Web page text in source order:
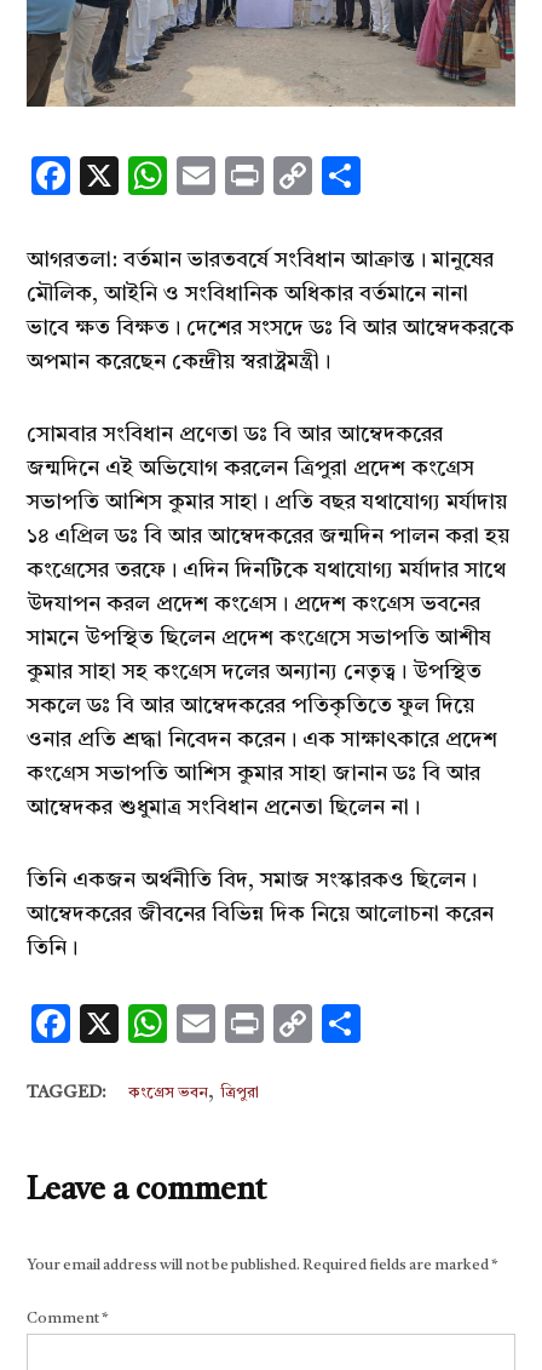
Facebook
X WhatsApp
EmailPrintCopy
আগরতলা: বর্তমান ভারতবর্ষে সংবিধান আক্রান্ত। মানুষের
মৌলিক, আইনি ও সংবিধানিক অধিকার বর্তমানে নানা
ভাবে ক্ষত বিক্ষত। দেশের সংসদে ডঃ বি আর আম্বেদকরকে
অপমান করেছেন কেন্দ্রীয় স্বরাষ্ট্রমন্ত্রী।
সোমবার সংবিধান প্রণেতা ডঃ বি আর আম্বেদকরের
জন্মদিনে এই অভিযোগ করলেন ত্রিপুরা প্রদেশ কংগ্রেস
সভাপতি আশিস কুমার সাহা। প্রতি বছর যথাযোগ্য মর্যাদায়
১৪ এপ্রিল ডঃ বি আর আম্বেদকরের জন্মদিন পালন করা হয়
কংগ্রেসের তরফে। এদিন দিনটিকে যথাযোগ্য মর্যাদার সাথে
উদযাপন করল প্রদেশ কংগ্রেস। প্রদেশ কংগ্রেস ভবনের
সামনে উপস্থিত ছিলেন প্রদেশ কংগ্রেসে সভাপতি আশীষ
কুমার সাহা সহ কংগ্রেস দলের অন্যান্য নেতৃত্ব। উপস্থিত
সকলে ডঃ বি আর আম্বেদকরের পতিকৃতিতে ফুল দিয়ে
ওনার প্রতি শ্রদ্ধা নিবেদন করেন। এক সাক্ষাৎকারে প্রদেশ
কংগ্রেস সভাপতি আশিস কুমার সাহা জানান ডঃ বি আর
আম্বেদকর শুধুমাত্র সংবিধান প্রনেতা ছিলেন না।
তিনি একজন অর্থনীতি বিদ, সমাজ সংস্কারকও ছিলেন।
আম্বেদকরের জীবনের বিভিন্ন দিক নিয়ে আলোচনা করেন
তিনি।
Facebook
X WhatsApp
EmailPrintCopy
TAGGED: কংগ্রেস ভবন,ত্রিপুরা
Leave a comment
Your email address will not be published. Required fields are marked*
Comment*